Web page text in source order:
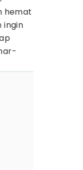
hemat
ingin